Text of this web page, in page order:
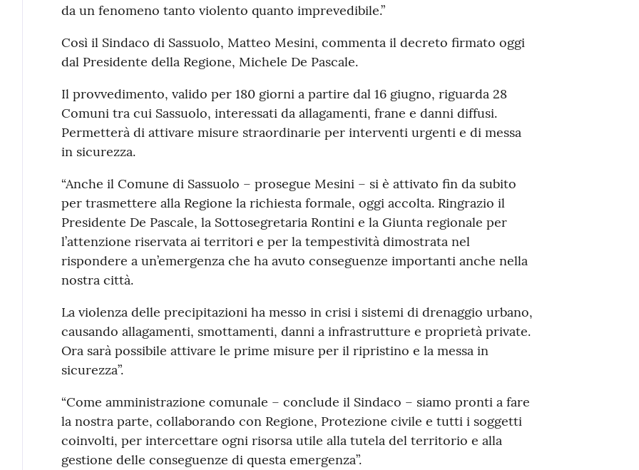
da un fenomeno tanto violento quanto imprevedibile.”
Così il Sindaco di Sassuolo, Matteo Mesini, commenta il decreto firmato oggi
dal Presidente della Regione, Michele De Pascale.
Il provvedimento, valido per 180 giorni a partire dal 16 giugno, riguarda 28
Comuni tra cui Sassuolo, interessati da allagamenti, frane e danni diffusi.
Permetterà di attivare misure straordinarie per interventi urgenti e di messa
in sicurezza.
“Anche il Comune di Sassuolo – prosegue Mesini – si è attivato fin da subito
per trasmettere alla Regione la richiesta formale, oggi accolta. Ringrazio il
Presidente De Pascale, la Sottosegretaria Rontini e la Giunta regionale per
l’attenzione riservata ai territori e per la tempestività dimostrata nel
rispondere a un’emergenza che ha avuto conseguenze importanti anche nella
nostra città.
La violenza delle precipitazioni ha messo in crisi i sistemi di drenaggio urbano,
causando allagamenti, smottamenti, danni a infrastrutture e proprietà private.
Ora sarà possibile attivare le prime misure per il ripristino e la messa in
sicurezza”.
“Come amministrazione comunale – conclude il Sindaco – siamo pronti a fare
la nostra parte, collaborando con Regione, Protezione civile e tutti i soggetti
coinvolti, per intercettare ogni risorsa utile alla tutela del territorio e alla
gestione delle conseguenze di questa emergenza”.